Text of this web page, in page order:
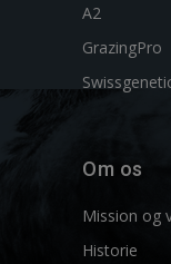
A2
GrazingPro
Om os
Mission og
Historie